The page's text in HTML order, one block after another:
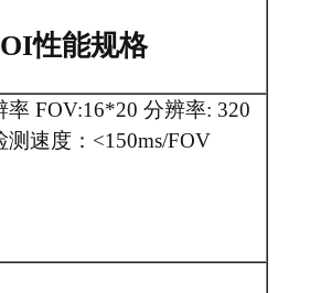
性能规格
率 FOV:16*20 分辨率: 320
测速度：<150ms/FOV